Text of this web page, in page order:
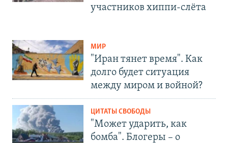
участников хиппи-слёта
МИР
"Иран тянет время". Как
долго будет ситуация
между миром и войной?
ЦИТАТЫ СВОБОДЫ
"Может ударить, как
бомба". Блогеры – о